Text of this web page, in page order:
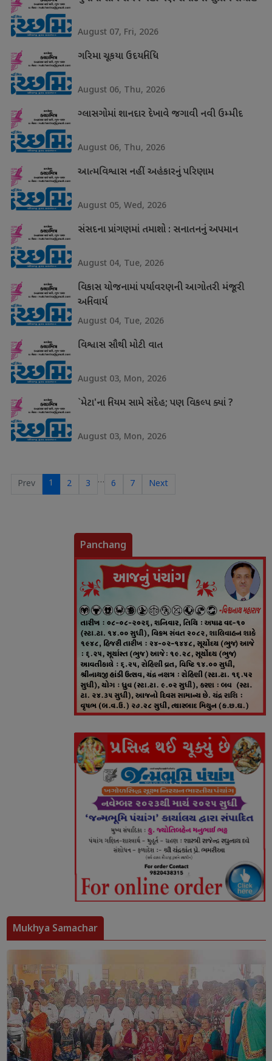
August 07, Fri, 2026
ગરિમા ચૂકયા ઉદયનિધિ
August 06, Thu, 2026
ગ્લાસગોમાં શાનદાર દેખાવે જગાવી નવી ઉમ્મીદ
August 06, Thu, 2026
આત્મવિશ્વાસ નહીં અહંકારનું પરિણામ
August 05, Wed, 2026
સંસદના પ્રાંગણમાં તમાશો : સનાતનનું અપમાન
August 04, Tue, 2026
વિકાસ યોજનામાં પર્યાવરણની આગોતરી મંજૂરી
અનિવાર્ય
August 04, Tue, 2026
વિશ્વાસ સૌથી મોટી વાત
August 03, Mon, 2026
`મેટા'ના નિયમ સામે સંદેહ; પણ વિકલ્પ ક્યાં ?
August 03, Mon, 2026
Prev 1 2 3 … 6 7 Next
Panchang
Mukhya Samachar